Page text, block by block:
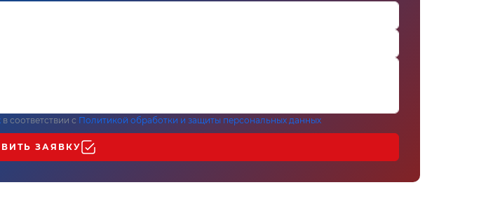
в соответствии с Политикой обработки и защиты персональных данных
ЗАЯВКУ